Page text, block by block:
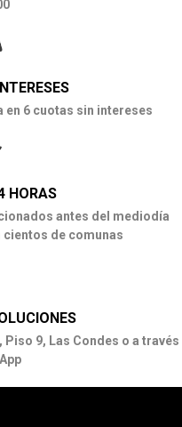
en 6 cuotas sin intereses
HORAS
antes del mediodía
cientos de comunas
9, Las Condes o a través